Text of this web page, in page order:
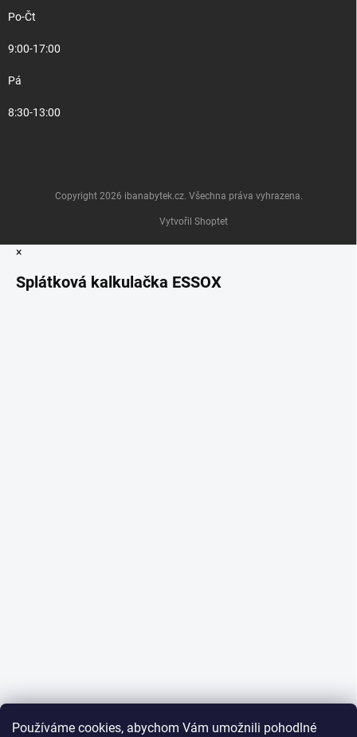
Používáme cookies, abychom Vám umožnili pohodlné
Po-Čt
9:00-17:00
Pá
8:30-13:00
Vytvořil Shoptet
Copyright 2026 ibanabytek.cz. Všechna práva vyhrazena.
×
Splátková kalkulačka ESSOX